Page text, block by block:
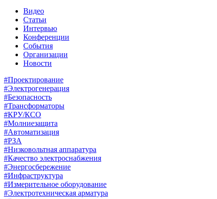
Видео
Статьи
Интервью
Конференции
События
Организации
Новости
#Проектирование
#Электрогенерация
#Безопасность
#Трансформаторы
#КРУ/КСО
#Молниезащита
#Автоматизация
#РЗА
#Низковольтная аппаратура
#Качество электроснабжения
#Энергосбережение
#Инфраструктура
#Измерительное оборудование
#Электротехническая арматура